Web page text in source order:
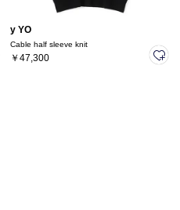
y YO
Cable half sleeve knit
￥47,300